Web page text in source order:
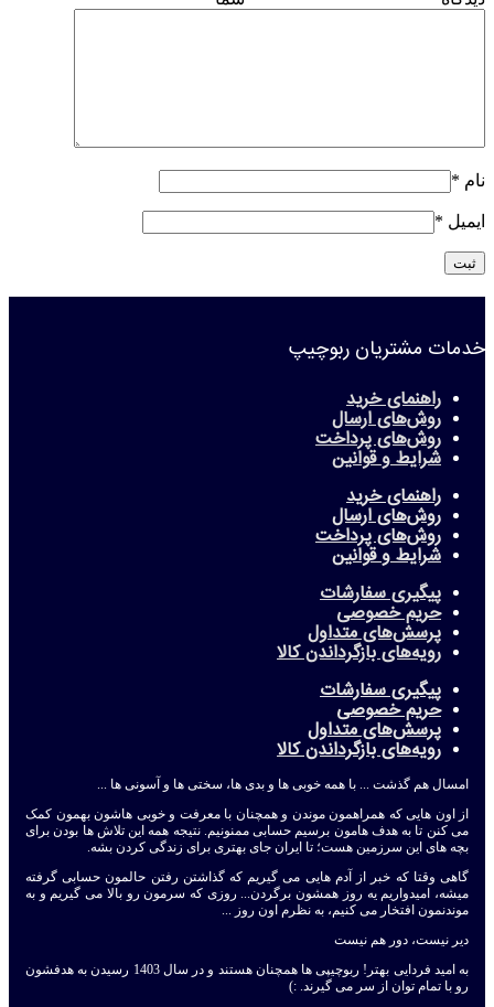
نام *
ایمیل *
خدمات مشتریان ربوچیپ
راهنمای خرید
روش‌های ارسال
روش‌های پرداخت
شرایط و قوانین
راهنمای خرید
روش‌های ارسال
روش‌های پرداخت
شرایط و قوانین
پیگیری سفارشات
حریم خصوصی
پرسش‌های متداول
رویه‌های بازگرداندن کالا
پیگیری سفارشات
حریم خصوصی
پرسش‌های متداول
رویه‌های بازگرداندن کالا
امسال هم گذشت ... با همه خوبی ها و بدی ها، سختی ها و آسونی ها ...
از اون هایی که همراهمون موندن و همچنان با معرفت و خوبی هاشون بهمون کمک
می کنن تا به هدف هامون برسیم حسابی ممنونیم. نتیجه همه این تلاش ها بودن برای
بچه های این سرزمین هست؛ تا ایران جای بهتری برای زندگی کردن بشه.
گاهی وقتا که خبر از آدم هایی می گیریم که گذاشتن رفتن حالمون حسابی گرفته
میشه، امیدواریم یه روز همشون برگردن... روزی که سرمون رو بالا می گیریم و به
موندنمون افتخار می کنیم، به نظرم اون روز ...
دیر نیست، دور هم نیست
به امید فردایی بهتر! ربوچیپی ها همچنان هستند و در سال 1403 رسیدن به هدفشون
رو با تمام توان از سر می گیرند. :)